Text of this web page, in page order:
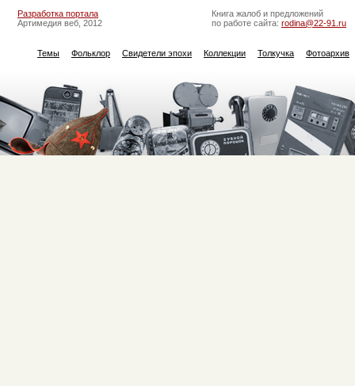
Разработка портала
Артимедия веб, 2012
Книга жалоб и предложений
по работе сайта: rodina@22-91.ru
Темы Фольклор Свидетели эпохи Коллекции Толкучка Фотоархив